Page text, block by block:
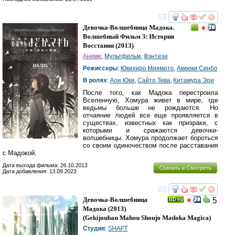
смотреть
Девочка-Волшебница Мадока.
Волшебный Фильм 3: История
Восстания (2013)
Аниме, Мультфильм, Фэнтези
Режиссеры: Юкихиро Миямото, Акиюки Синбо
В ролях: Аои Юки, Сайто Тива, Китамура Эри
После того, как Мадока перестроила
Вселенную, Хомура живет в мире, где
ведьмы больше не рождаются. Но
отчаяние людей все еще проявляется в
существах, известных как призраки, с
которыми и сражаются девочки-
волшебницы. Хомура продолжает бороться
со своим одиночеством после расставания
с Мадокой.
Скачать и Смотреть
Дата выхода фильма: 26.10.2013
Дата добавления: 13.09.2023
смотреть
5
Девочка-Волшебница
Мадока (2013)
(Gekijouban Mahou Shoujo Madoka Magica)
Студия: SHAFT